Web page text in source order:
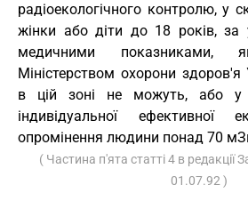
радіоекологічного контролю, у
жінки або діти до 18 років,
медичними показниками,
Міністерством охорони здоров'я
в цій зоні не можуть, або у
індивідуальної ефективної
опромінення людини понад 70
( Частина п'ята статті 4 в редакції
01.07.92 )